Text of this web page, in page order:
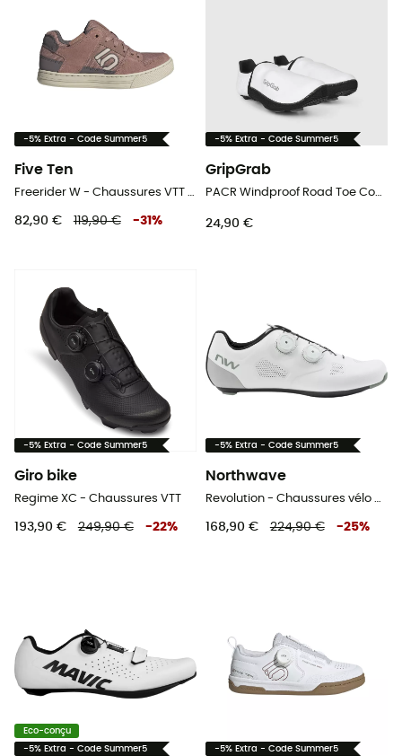
-5% Extra - Code Summer5
Five Ten
82,90 € 119,90 € -31 %
-5% Extra - Code Summer5
GripGrab
24,90 €
-5% Extra - Code Summer5
Giro bike
Regime XC - Chaussures VTT
193,90 € 249,90 € -22%
-5% Extra - Code Summer5
Northwave
168,90 € 224,90 € -25%
Eco-conçu
-5% Extra - Code Summer5 -5% Extra - Code Summer5